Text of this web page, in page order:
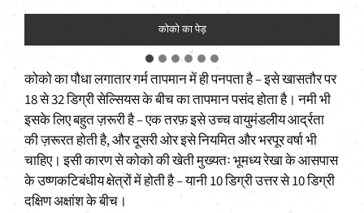
कोको का पेड़
कोको का पौधा लगातार गर्म तापमान में ही पनपता है – इसे खासतौर पर
18 से 32 डिग्री सेल्सियस के बीच का तापमान पसंद होता है। नमी भी
इसके लिए बहुत ज़रूरी है – एक तरफ़ इसे उच्च वायुमंडलीय आर्द्रता
की ज़रूरत होती है, और दूसरी ओर इसे नियमित और भरपूर वर्षा भी
चाहिए। इसी कारण से कोको की खेती मुख्यतः भूमध्य रेखा के आसपास
के उष्णकटिबंधीय क्षेत्रों में होती है – यानी 10 डिग्री उत्तर से 10 डिग्री
दक्षिण अक्षांश के बीच।